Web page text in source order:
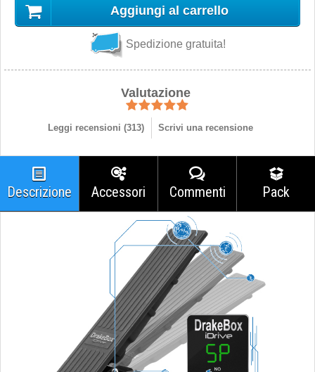
Aggiungi al carrello
Spedizione gratuita!
Valutazione
Leggi recensioni (313) Scrivi una recensione
Descrizione Accessori Commenti Pack